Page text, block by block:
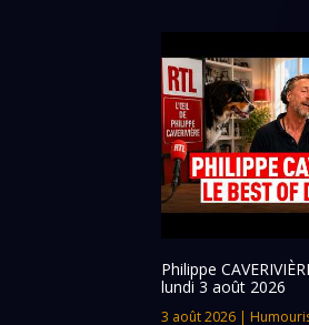
Philippe
lundi 3 août 2026
3 août 2026 |